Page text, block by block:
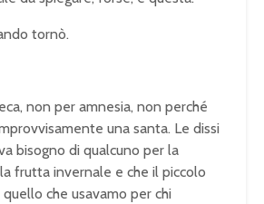
tornò.
non per amnesia, non perché
una santa. Le dissi
bisogno di qualcuno per la
frutta invernale e che il piccolo
che usavamo per chi